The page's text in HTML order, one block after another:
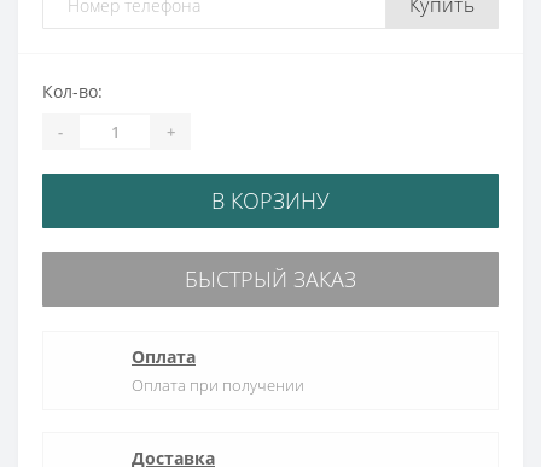
Купить
Кол-во:
- +
В КОРЗИНУ
БЫСТРЫЙ ЗАКАЗ
Оплата
Оплата при получении
Доставка